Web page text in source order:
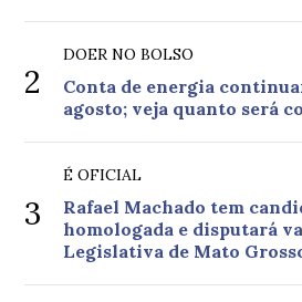
2
DOER NO BOLSO
Conta de energia
agosto; veja quanto será
3
É OFICIAL
Rafael Machado tem
homologada e disputará
Legislativa de Mato